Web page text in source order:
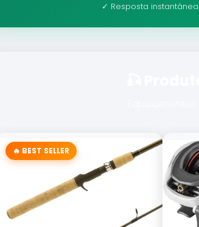
✓ Resposta instantânea
🔥 BEST SELLER